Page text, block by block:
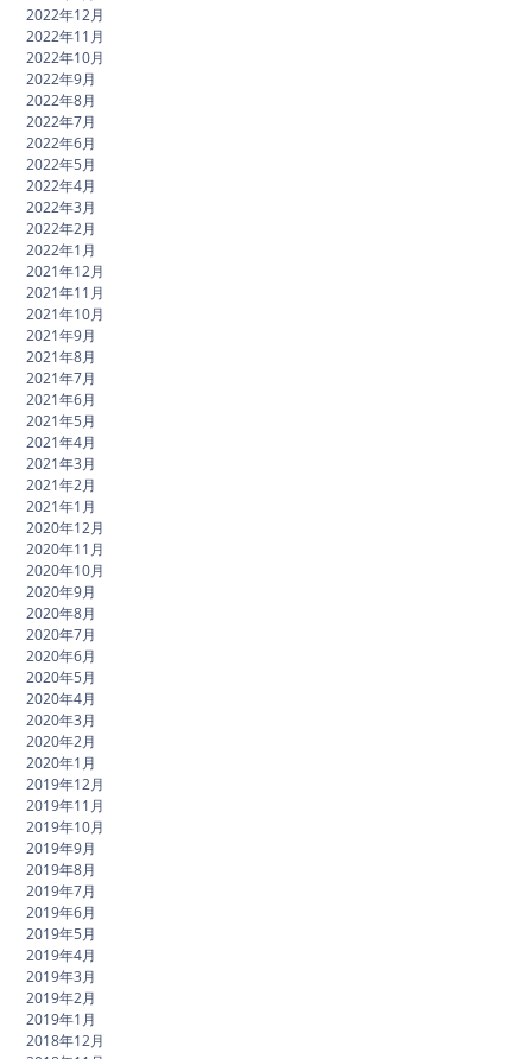
2022年12月
2022年11月
2022年10月
2022年9月
2022年8月
2022年7月
2022年6月
2022年5月
2022年4月
2022年3月
2022年2月
2022年1月
2021年12月
2021年11月
2021年10月
2021年9月
2021年8月
2021年7月
2021年6月
2021年5月
2021年4月
2021年3月
2021年2月
2021年1月
2020年12月
2020年11月
2020年10月
2020年9月
2020年8月
2020年7月
2020年6月
2020年5月
2020年4月
2020年3月
2020年2月
2020年1月
2019年12月
2019年11月
2019年10月
2019年9月
2019年8月
2019年7月
2019年6月
2019年5月
2019年4月
2019年3月
2019年2月
2019年1月
2018年12月